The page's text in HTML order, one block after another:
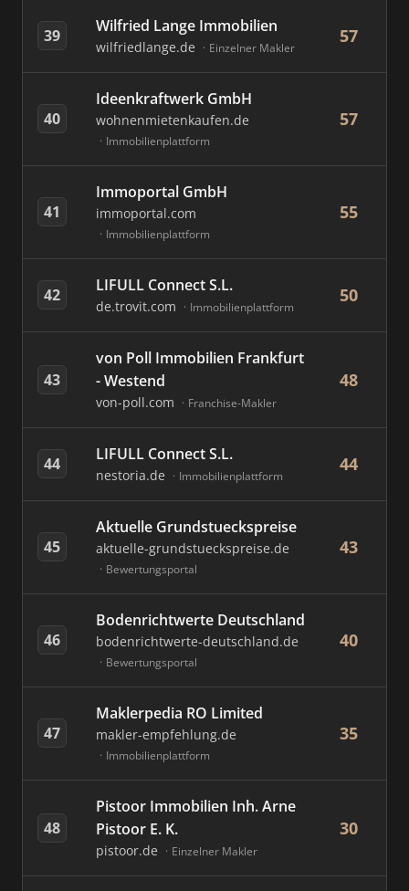
39 Wilfried Lange Immobilien
wilfriedlange.de Einzelner Makler
57
40
Ideenkraftwerk GmbH
wohnenmietenkaufen.de
Immobilienplattform
57
41
Immoportal GmbH
immoportal.com
Immobilienplattform
55
42 LIFULL Connect S.L.
de.trovit.com Immobilienplattform
50
43
von Poll Immobilien Frankfurt
- Westend
von-poll.com Franchise-Makler
48
44 LIFULL Connect S.L.
nestoria.de Immobilienplattform
44
45
Aktuelle Grundstueckspreise
aktuelle-grundstueckspreise.de
Bewertungsportal
43
46
Bodenrichtwerte Deutschland
bodenrichtwerte-deutschland.de
Bewertungsportal
40
47
Maklerpedia RO Limited
makler-empfehlung.de
Immobilienplattform
35
48
Pistoor Immobilien Inh. Arne
Pistoor E. K.
pistoor.de Einzelner Makler
30